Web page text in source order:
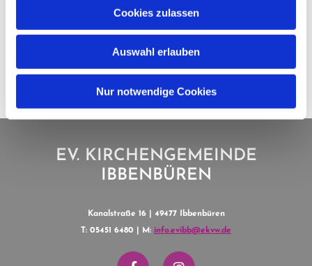
Cookies zulassen
Auswahl erlauben
Nur notwendige Cookies
EV. KIRCHENGEMEINDE
IBBENBÜREN
Kanalstraße 16 | 49477 Ibbenbüren
T: 05451 6480 | M: info.evibb@ekvw.de